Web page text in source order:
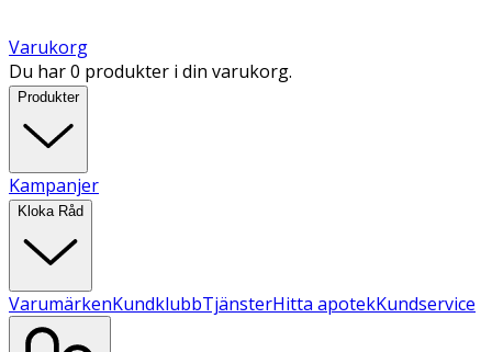
Varukorg
Du har 0 produkter i din varukorg.
Produkter
Kampanjer
Kloka Råd
VarumärkenKundklubbTjänsterHitta apotekKundservice